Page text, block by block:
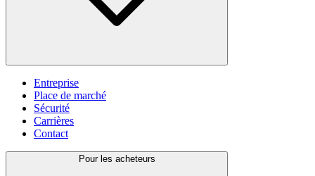
Entreprise
Place de marché
Sécurité
Carrières
Contact
Pour les acheteurs